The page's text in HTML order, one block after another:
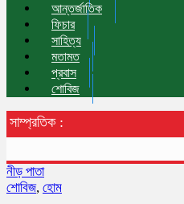
আন্তর্জাতিক
ফিচার
সাহিত্য
মতামত
প্রবাস
শোবিজ
সাম্প্রতিক :
নীড় পাতা
শোবিজ, হোম